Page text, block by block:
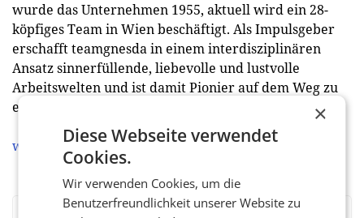
wurde das Unternehmen 1955, aktuell wird ein 28-
köpfiges Team in Wien beschäftigt. Als Impulsgeber
erschafft teamgnesda in einem interdisziplinären
Ansatz sinnerfüllende, liebevolle und lustvolle
Arbeitswelten und ist damit Pionier auf dem Weg zu
einer neuen Ära der Menschheit.
www.teamgnesda.com
×
Diese Webseite verwendet
Cookies.
Wir verwenden Cookies, um die
Benutzerfreundlichkeit unserer Website zu